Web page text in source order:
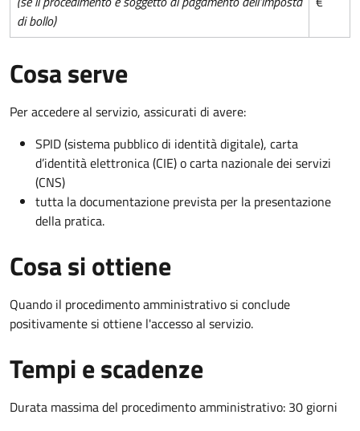
di bollo)
Cosa serve
Per accedere al servizio, assicurati di avere:
SPID (sistema pubblico di identità digitale), carta
d’identità elettronica (CIE) o carta nazionale dei servizi
(CNS)
tutta la documentazione prevista per la presentazione
della pratica.
Cosa si ottiene
Quando il procedimento amministrativo si conclude
positivamente si ottiene l'accesso al servizio.
Tempi e scadenze
Durata massima del procedimento amministrativo: 30 giorni